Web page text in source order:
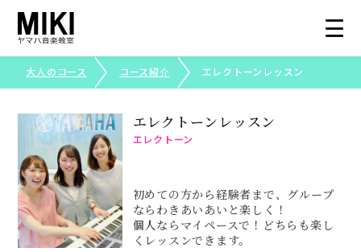
大人のコース
コース紹介
生徒さまの声
大人のコース コース紹介 エレクトーンレッスン
エレクトーン レッスン
エレクトーン
初めての方から経験者まで、グループ
ならわきあいあいと楽しく！
個人ならマイペースで！どちらも楽し
くレッスンできます。